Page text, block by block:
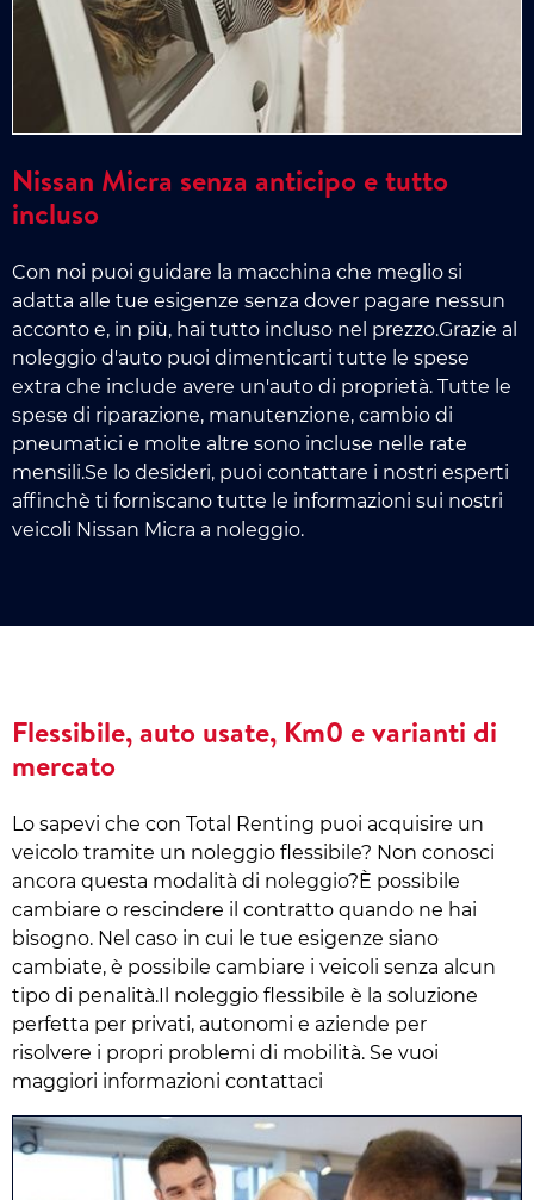
Nissan Micra senza anticipo e tutto
incluso
Con noi puoi guidare la macchina che meglio si
adatta alle tue esigenze senza dover pagare nessun
acconto e, in più, hai tutto incluso nel prezzo.Grazie al
noleggio d'auto puoi dimenticarti tutte le spese
extra che include avere un'auto di proprietà. Tutte le
spese di riparazione, manutenzione, cambio di
pneumatici e molte altre sono incluse nelle rate
mensili.Se lo desideri, puoi contattare i nostri esperti
affinchè ti forniscano tutte le informazioni sui nostri
veicoli Nissan Micra a noleggio.
Flessibile, auto usate, Km0 e varianti di
mercato
Lo sapevi che con Total Renting puoi acquisire un
veicolo tramite un noleggio flessibile? Non conosci
ancora questa modalità di noleggio?È possibile
cambiare o rescindere il contratto quando ne hai
bisogno. Nel caso in cui le tue esigenze siano
cambiate, è possibile cambiare i veicoli senza alcun
tipo di penalità.Il noleggio flessibile è la soluzione
perfetta per privati, autonomi e aziende per
risolvere i propri problemi di mobilità. Se vuoi
maggiori informazioni contattaci